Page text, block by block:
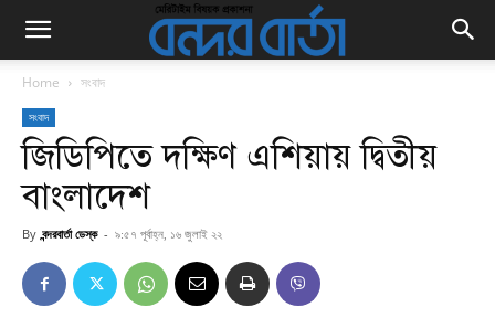
Home সংবাদ
সংবাদ
জিডিপিতে দক্ষিণ এশিয়ায় দ্বিতীয়
বাংলাদেশ
By বন্দরবার্তা ডেস্ক - ৯:৫৭ পূর্বাহ্ন, ১৬ জুলাই ২২